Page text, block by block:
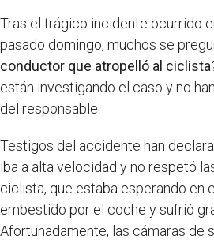
Tras el trágico incidente ocurrido
pasado domingo, muchos se
conductor que atropelló al
están investigando el caso y no
del responsable.
Testigos del accidente han
iba a alta velocidad y no respetó
ciclista, que estaba esperando en
embestido por el coche y sufrió
Afortunadamente, las cámaras de